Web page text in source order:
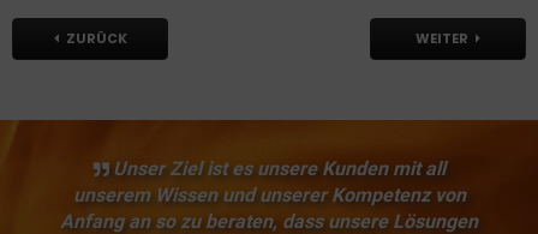
ZURÜCK WEITER
Unser Ziel ist es unsere Kunden mit all
unserem Wissen und unserer Kompetenz von
Anfang an so zu beraten, dass unsere Lösungen